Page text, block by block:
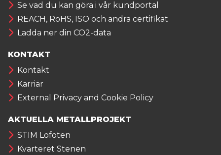
Se vad du kan göra i vår kundportal
REACH, RoHS, ISO och andra certifikat
Ladda ner din CO2-data
KONTAKT
Kontakt
Karriär
External Privacy and Cookie Policy
AKTUELLA METALLPROJEKT
STIM Lofoten
Kvarteret Stenen